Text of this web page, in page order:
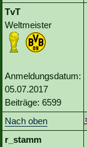
TvT
Weltmeister
Anmeldungsdatum:
05.07.2017
Beiträge: 6599
Nach oben
r_stamm